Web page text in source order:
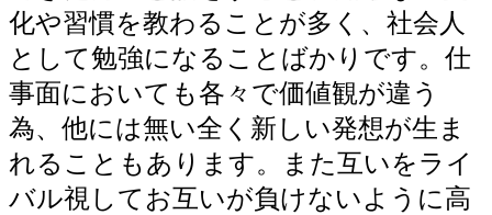
化や習慣を教わることが多く、社会人
として勉強になることばかりです。仕
事面においても各々で価値観が違う
為、他には無い全く新しい発想が生ま
れることもあります。また互いをライ
バル視してお互いが負けないように高